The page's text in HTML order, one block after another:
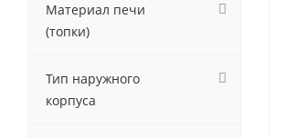
Материал печи
(топки)
Тип наружного
корпуса